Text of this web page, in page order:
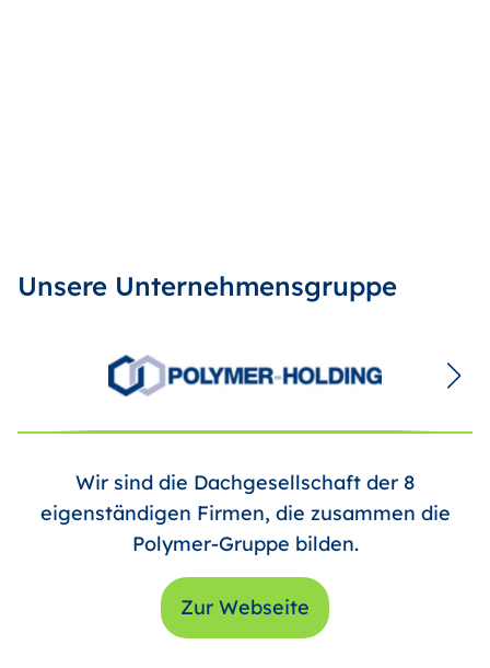
Unsere Unternehmensgruppe
Wir sind die Dachgesellschaft der 8
eigenständigen Firmen, die zusammen die
Polymer-Gruppe bilden.
Zur Webseite